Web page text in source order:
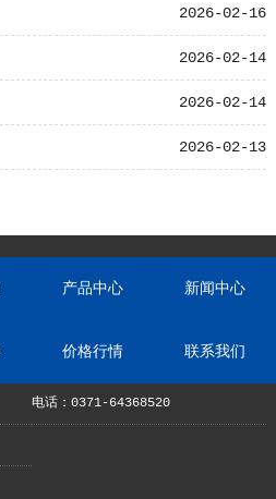
2026-02-16
2026-02-14
2026-02-14
2026-02-13
产品中心 新闻中心
价格行情 联系我们
电话：0371-64368520